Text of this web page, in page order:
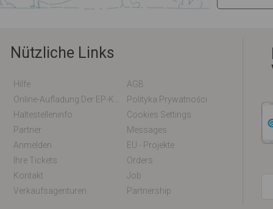
Nützliche Links
Hilfe
AGB
Polityka Prywatności
Haltestelleninfo
Cookies Settings
Partner
Messages
Anmelden
EU - Projekte
Ihre Tickets
Orders
Kontakt
Job
Verkaufsagenturen
Partnership